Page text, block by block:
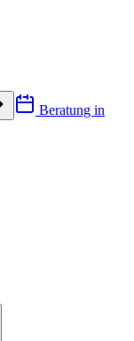
Beratung in